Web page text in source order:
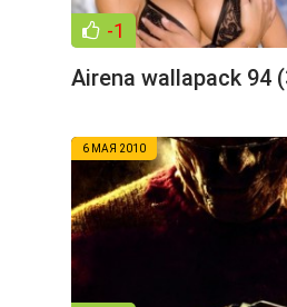
-1
Airena wallapack 94
6 МАЯ 2010